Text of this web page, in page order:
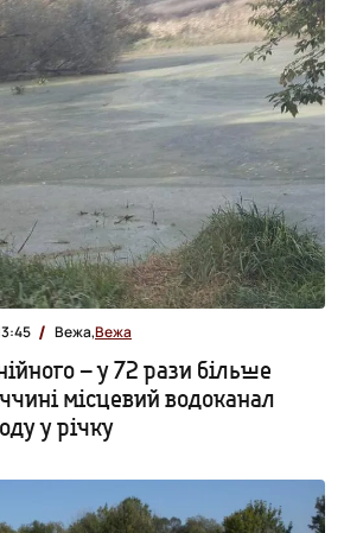
Вежа,Вежа
– у 72 рази більше
місцевий водоканал
у річку